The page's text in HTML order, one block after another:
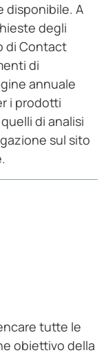
disponibile. A
degli
di Contact
di
annuale
i prodotti
di analisi
sul sito
tutte le
obiettivo della